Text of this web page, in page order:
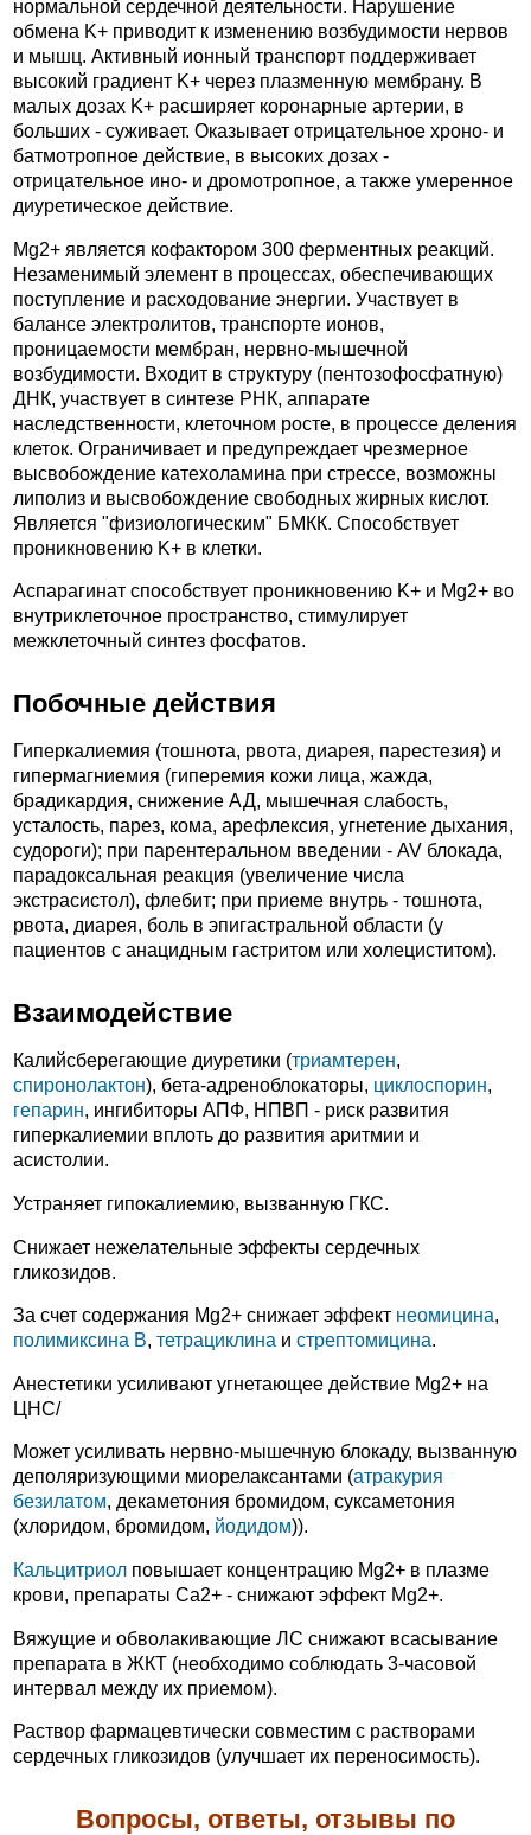
нормальной сердечной деятельности. Нарушение
обмена K+ приводит к изменению возбудимости нервов
и мышц. Активный ионный транспорт поддерживает
высокий градиент K+ через плазменную мембрану. В
малых дозах K+ расширяет коронарные артерии, в
больших - суживает. Оказывает отрицательное хроно- и
батмотропное действие, в высоких дозах -
отрицательное ино- и дромотропное, а также умеренное
диуретическое действие.
Mg2+ является кофактором 300 ферментных реакций.
Незаменимый элемент в процессах, обеспечивающих
поступление и расходование энергии. Участвует в
балансе электролитов, транспорте ионов,
проницаемости мембран, нервно-мышечной
возбудимости. Входит в структуру (пентозофосфатную)
ДНК, участвует в синтезе РНК, аппарате
наследственности, клеточном росте, в процессе деления
клеток. Ограничивает и предупреждает чрезмерное
высвобождение катехоламина при стрессе, возможны
липолиз и высвобождение свободных жирных кислот.
Является "физиологическим" БМКК. Способствует
проникновению K+ в клетки.
Аспарагинат способствует проникновению K+ и Mg2+ во
внутриклеточное пространство, стимулирует
межклеточный синтез фосфатов.
Побочные действия
Гиперкалиемия (тошнота, рвота, диарея, парестезия) и
гипермагниемия (гиперемия кожи лица, жажда,
брадикардия, снижение АД, мышечная слабость,
усталость, парез, кома, арефлексия, угнетение дыхания,
судороги); при парентеральном введении - AV блокада,
парадоксальная реакция (увеличение числа
экстрасистол), флебит; при приеме внутрь - тошнота,
рвота, диарея, боль в эпигастральной области (у
пациентов с анацидным гастритом или холециститом).
Взаимодействие
Калийсберегающие диуретики (триамтерен,
спиронолактон), бета-адреноблокаторы, циклоспорин,
гепарин, ингибиторы АПФ, НПВП - риск развития
гиперкалиемии вплоть до развития аритмии и
асистолии.
Устраняет гипокалиемию, вызванную ГКС.
Снижает нежелательные эффекты сердечных
гликозидов.
За счет содержания Mg2+ снижает эффект неомицина,
полимиксина В, тетрациклина и стрептомицина.
Анестетики усиливают угнетающее действие Mg2+ на
ЦНС/
Может усиливать нервно-мышечную блокаду, вызванную
деполяризующими миорелаксантами (атракурия
безилатом, декаметония бромидом, суксаметония
(хлоридом, бромидом, йодидом)).
Кальцитриол повышает концентрацию Mg2+ в плазме
крови, препараты Ca2+ - снижают эффект Mg2+.
Вяжущие и обволакивающие ЛС снижают всасывание
препарата в ЖКТ (необходимо соблюдать 3-часовой
интервал между их приемом).
Раствор фармацевтически совместим с растворами
сердечных гликозидов (улучшает их переносимость).
Вопросы, ответы, отзывы по